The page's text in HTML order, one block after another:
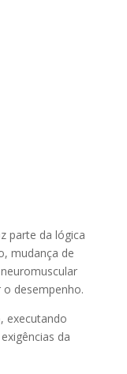
parte da lógica
mudança de
desempenho.
executando
da